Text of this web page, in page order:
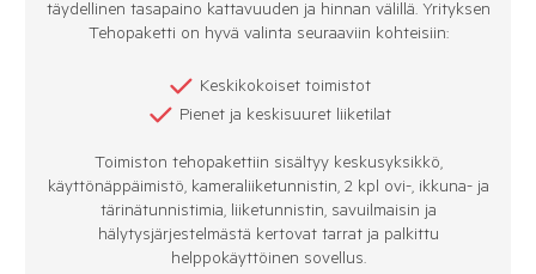
täydellinen tasapaino kattavuuden ja hinnan välillä. Yrityksen
Tehopaketti on hyvä valinta seuraaviin kohteisiin:
Keskikokoiset toimistot
Pienet ja keskisuuret liiketilat
Toimiston tehopakettiin sisältyy keskusyksikkö,
käyttönäppäimistö, kameraliiketunnistin, 2 kpl ovi-, ikkuna- ja
tärinätunnistimia, liiketunnistin, savuilmaisin ja
hälytysjärjestelmästä kertovat tarrat ja palkittu
helppokäyttöinen sovellus.